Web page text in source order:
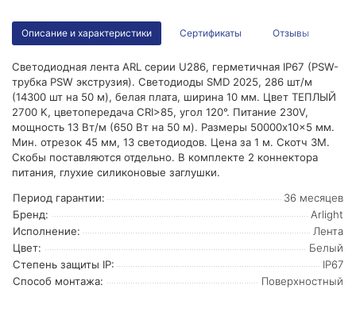
Описание и характеристики Сертификаты Отзывы
Светодиодная лента ARL серии U286, герметичная IP67 (PSW-
трубка PSW экструзия). Светодиоды SMD 2025, 286 шт/м
(14300 шт на 50 м), белая плата, ширина 10 мм. Цвет ТЕПЛЫЙ
2700 K, цветопередача CRI>85, угол 120°. Питание 230V,
мощность 13 Вт/м (650 Вт на 50 м). Размеры 50000x10x5 мм.
Мин. отрезок 45 мм, 13 светодиодов. Цена за 1 м. Скотч 3М.
Скобы поставляются отдельно. В комплекте 2 коннектора
питания, глухие силиконовые заглушки.
Период гарантии:
36 месяцев
Бренд:
Arlight
Исполнение:
Лента
Цвет:
Белый
Степень защиты IP:
IP67
Способ монтажа:
Поверхностный